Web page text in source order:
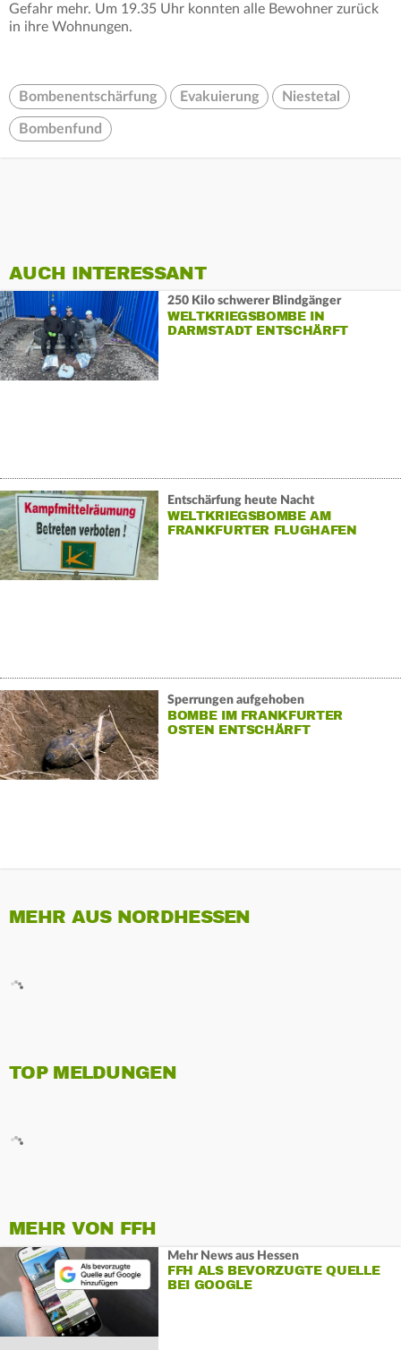
Gefahr mehr. Um 19.35 Uhr konnten alle Bewohner zurück
in ihre Wohnungen.
Bombenentschärfung Evakuierung Niestetal
Bombenfund
AUCH INTERESSANT
250 Kilo schwerer Blindgänger
WELTKRIEGSBOMBE IN
DARMSTADT ENTSCHÄRFT
Entschärfung heute Nacht
WELTKRIEGSBOMBE AM
FRANKFURTER FLUGHAFEN
Sperrungen aufgehoben
BOMBE IM FRANKFURTER
OSTEN ENTSCHÄRFT
MEHR AUS NORDHESSEN
TOP MELDUNGEN
MEHR VON FFH
Mehr News aus Hessen
FFH ALS BEVORZUGTE QUELLE
BEI GOOGLE